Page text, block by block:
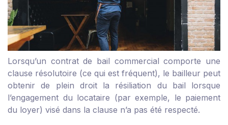
Lorsqu’un contrat de bail commercial comporte une
clause résolutoire (ce qui est fréquent), le bailleur peut
obtenir de plein droit la résiliation du bail lorsque
l’engagement du locataire (par exemple, le paiement
du loyer) visé dans la clause n’a pas été respecté.